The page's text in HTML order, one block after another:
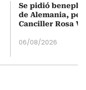
Se pidió
de Alemania,
Canciller Rosa
06/08/2026